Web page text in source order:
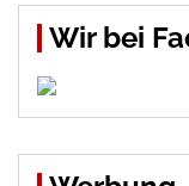
Wir bei